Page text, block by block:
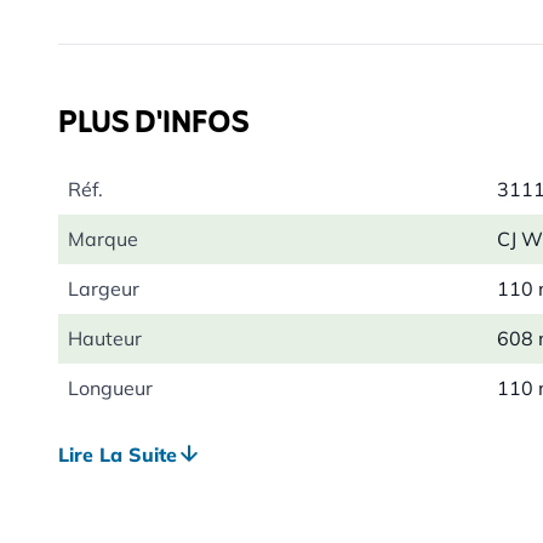
froides
PLUS D'INFOS
Réf.
Marque CJ
Largeur 110
Hauteur 608
Longueur 110
Lire La Suite